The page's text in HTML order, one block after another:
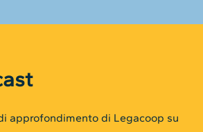
approfondimento di Legacoop su